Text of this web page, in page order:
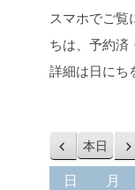
スマホでご覧
ちは、予約済
詳細は日にち
前
へ
本日
次
日 月